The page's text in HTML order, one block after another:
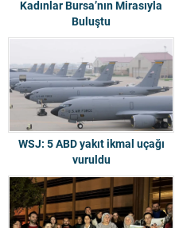
Kadınlar Bursa’nın Mirasıyla
Buluştu
WSJ: 5 ABD yakıt ikmal uçağı
vuruldu